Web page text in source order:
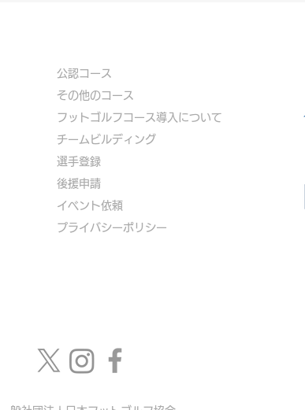
公認コース
​その他のコース
​ フットゴルフコース導入について
​チームビルディング
選手登録​
​後援申請
​イベント依頼
プライバシーポリシー